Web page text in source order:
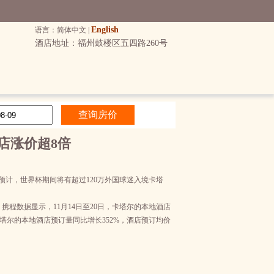
语言：简体中文 | English
酒店地址：福州鼓楼区五四路260号
涨价超8倍
计，世界杯期间将有超过120万外国球迷入境卡塔
程数据显示，11月14日至20日，卡塔尔的本地酒店
尔的本地酒店预订量同比增长352%，酒店预订均价